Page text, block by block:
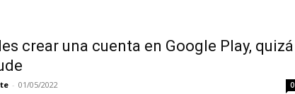
crear una cuenta en Google Play, quizá
- 01/05/2022 0